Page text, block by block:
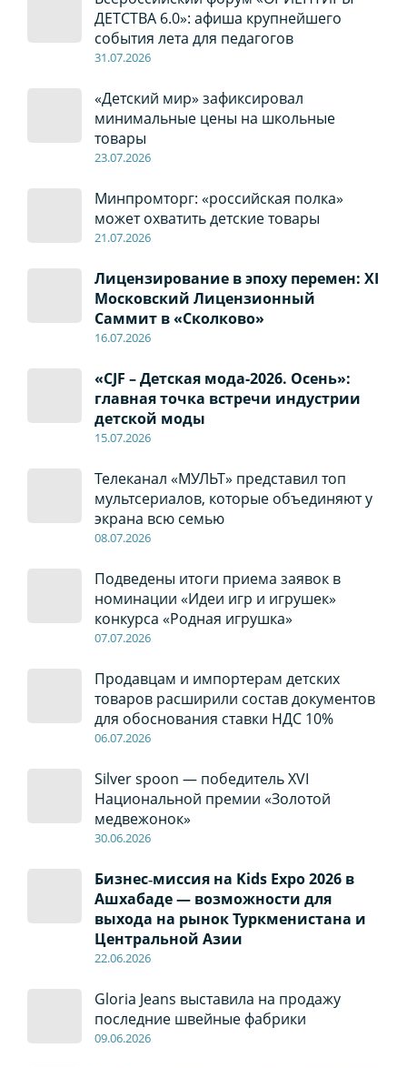
ДЕТСТВА 6.0»: афиша крупнейшего
события лета для педагогов
31.07.2026
«Детский мир» зафиксировал
минимальные цены на школьные
товары
23.07.2026
Минпромторг: «российская полка»
может охватить детские товары
21.07.2026
Лицензирование в эпоху перемен: XI
Московский Лицензионный
Саммит в «Сколково»
16.07.2026
«CJF – Детская мода-2026. Осень»:
главная точка встречи индустрии
детской моды
15.07.2026
Телеканал «МУЛЬТ» представил топ
мультсериалов, которые объединяют у
экрана всю семью
08.07.2026
Подведены итоги приема заявок в
номинации «Идеи игр и игрушек»
конкурса «Родная игрушка»
07.07.2026
Продавцам и импортерам детских
товаров расширили состав документов
для обоснования ставки НДС 10%
06.07.2026
Silver spoon — победитель XVI
Национальной премии «Золотой
медвежонок»
30.06.2026
Бизнес‑миссия на Kids Expo 2026 в
Ашхабаде — возможности для
выхода на рынок Туркменистана и
Центральной Азии
22.06.2026
Gloria Jeans выставила на продажу
последние швейные фабрики
09.06.2026